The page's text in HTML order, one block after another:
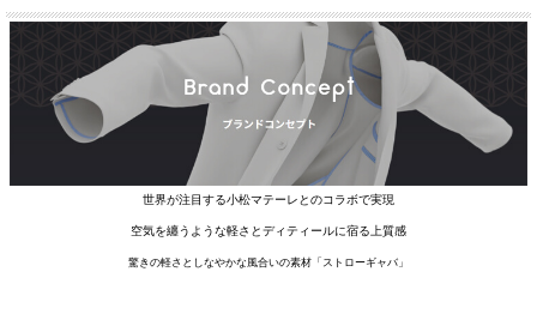
世界が注目する小松マテーレとのコラボで実現
空気を纏うような軽さとディティールに宿る上質感
驚きの軽さとしなやかな風合いの素材「ストローギャバ」